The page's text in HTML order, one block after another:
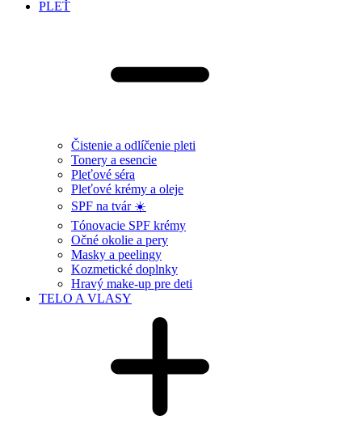
PLEŤ
Čistenie a odlíčenie pleti
Tonery a esencie
Pleťové séra
Pleťové krémy a oleje
SPF na tvár ☀️
Tónovacie SPF krémy
Očné okolie a pery
Masky a peelingy
Kozmetické doplnky
Hravý make-up pre deti
TELO A VLASY